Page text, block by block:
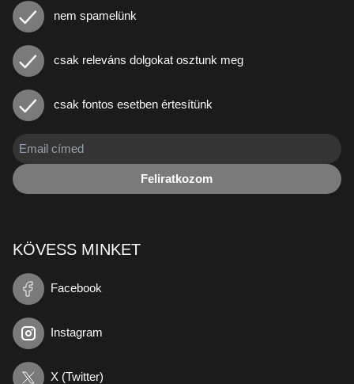
nem spamelünk
csak releváns dolgokat osztunk meg
csak fontos esetben értesítünk
Feliratkozom
KÖVESS MINKET
Facebook
Instagram
X (Twitter)